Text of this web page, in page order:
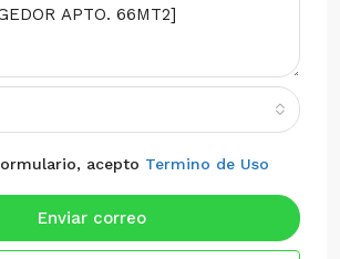
acepto Termino de Uso
Enviar correo